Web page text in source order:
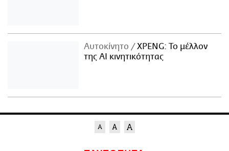
Αυτοκίνητο
XPENG: Το μέλλον
της AI κινητικότητας